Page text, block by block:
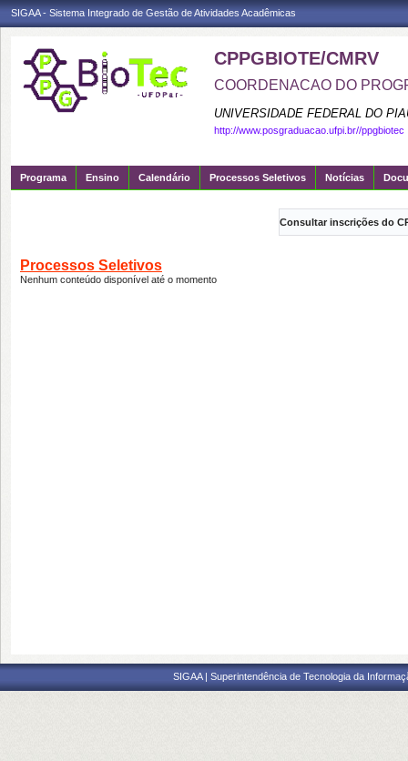
SIGAA - Sistema Integrado de Gestão de Atividades Acadêmicas
CPPGBIOTE/CMRV
COORDENACAO DO
UNIVERSIDADE FEDERAL DO
http://www.posgraduacao.ufpi.br//ppgbiotec
Programa Ensino Calendário Processos Seletivos Notícias
Consultar inscrições do
Processos Seletivos
Nenhum conteúdo disponível até o momento
SIGAA | Superintendência de Tecnologia da